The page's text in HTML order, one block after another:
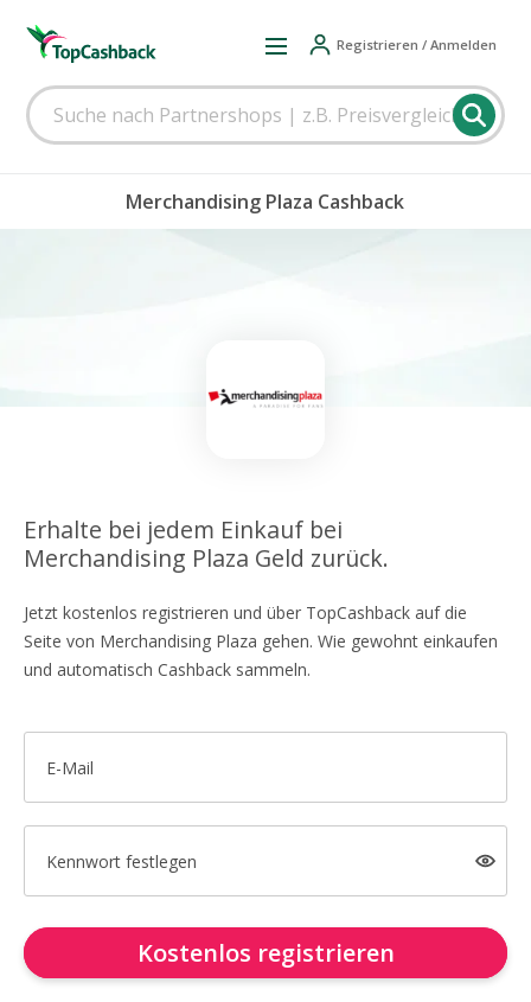
Registrieren / Anmelden
Merchandising Plaza Cashback
Erhalte bei jedem Einkauf bei
Merchandising Plaza Geld zurück.
Jetzt kostenlos registrieren und über TopCashback auf die
Seite von Merchandising Plaza gehen. Wie gewohnt einkaufen
und automatisch Cashback sammeln.
E-Mail
Kennwort festlegen
Kostenlos registrieren